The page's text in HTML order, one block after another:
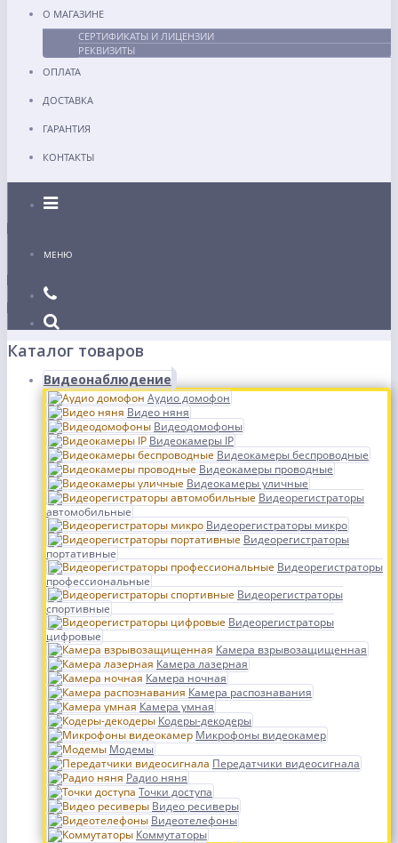
О МАГАЗИНЕ
СЕРТИФИКАТЫ И ЛИЦЕНЗИИ
РЕКВИЗИТЫ
ОПЛАТА
ДОСТАВКА
ГАРАНТИЯ
КОНТАКТЫ
Каталог
МЕНЮ
Каталог товаров
Видеонаблюдение
Аудио домофон
Видео няня
Видеодомофоны
Видеокамеры IP
Видеокамеры беспроводные
Видеокамеры проводные
Видеокамеры уличные
Видеорегистраторы
автомобильные
Видеорегистраторы микро
Видеорегистраторы
портативные
Видеорегистраторы
профессиональные
Видеорегистраторы
спортивные
Видеорегистраторы
цифровые
Камера взрывозащищенная
Камера лазерная
Камера ночная
Камера распознавания
Камера умная
Кодеры-декодеры
Микрофоны видеокамер
Модемы
Передатчики видеосигнала
Радио няня
Точки доступа
Видео ресиверы
Видеотелефоны
Коммутаторы